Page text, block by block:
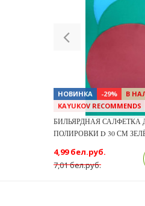
Previous
НОВИНКА -29%
В
KAYUKOV RECOMMENDS
БИЛЬЯРДНАЯ САЛФЕТКА
ПОЛИРОВКИ D 30 СМ
7,01 бел.руб.
4,99 бел.руб.